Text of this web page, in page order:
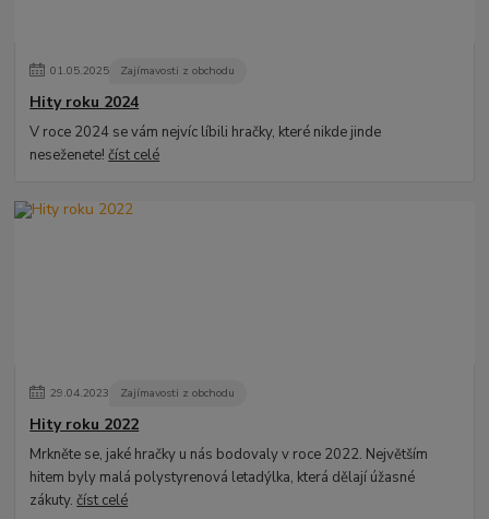
01.05.2025 Zajímavosti z obchodu
Hity roku 2024
V roce 2024 se vám nejvíc líbili hračky, které nikde jinde
neseženete!číst celé
29.04.2023 Zajímavosti z obchodu
Hity roku 2022
Mrkněte se, jaké hračky u nás bodovaly v roce 2022. Největším
hitem byly malá polystyrenová letadýlka, která dělají úžasné
zákuty.číst celé